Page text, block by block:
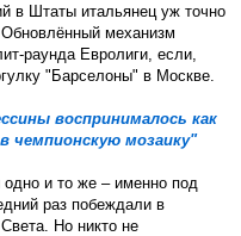
в Штаты итальянец уж точно
механизм
раунда Евролиги, если,
"Барселоны" в Москве.
воспринималось как
чемпионскую мозаику"
одно и то же – именно под
раз побеждали в
Но никто не